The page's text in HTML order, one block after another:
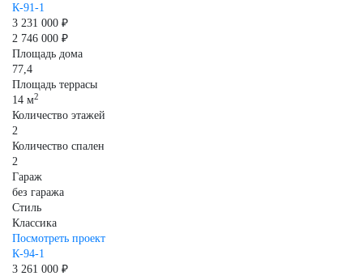
К-91-1
3 231 000 ₽
2 746 000 ₽
Площадь дома
77,4
Площадь террасы
14 м2
Количество этажей
2
Количество спален
2
Гараж
без гаража
Стиль
Классика
Посмотреть проект
К-94-1
3 261 000 ₽